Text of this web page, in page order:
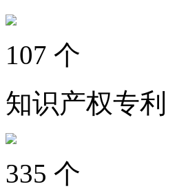
107 个
知识产权专利
335 个